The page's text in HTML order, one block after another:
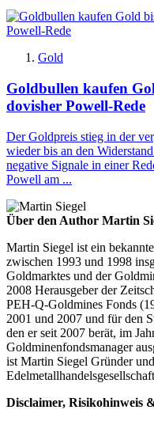
Gold
Goldbullen kaufen
dovisher Powell-Rede
Der Goldpreis stieg in der
wieder bis an den
negative Signale in einer
Powell am ...
Über den Author Martin
Martin Siegel ist ein
zwischen 1993 und 1998
Goldmarktes und der
2008 Herausgeber der
PEH-Q-Goldmines Fonds
2001 und 2007 und für den
den er seit 2007 berät, im
Goldminenfondsmanager
ist Martin Siegel Gründer
Disclaimer, Risikohinweis